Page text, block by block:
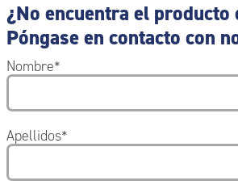
¿No encuentra el producto
Póngase en contacto con
Nombre*
Apellidos*